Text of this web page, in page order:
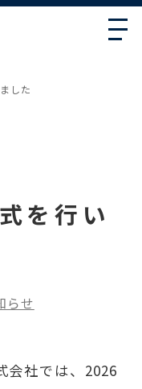
した
を行い
らせ
会社では、2026